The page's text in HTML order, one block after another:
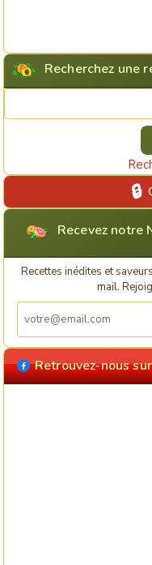
Recherchez une
Recevez notre
Recettes inédites et
mail.
Retrouvez-nous